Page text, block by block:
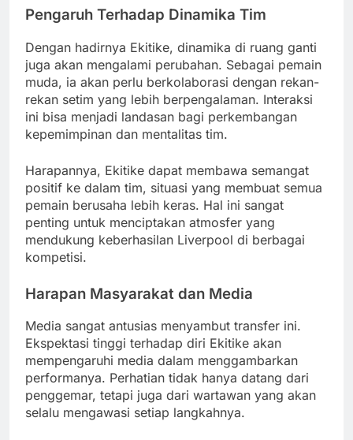
Pengaruh Terhadap Dinamika Tim
Dengan hadirnya Ekitike, dinamika di ruang ganti
juga akan mengalami perubahan. Sebagai pemain
muda, ia akan perlu berkolaborasi dengan rekan-
rekan setim yang lebih berpengalaman. Interaksi
ini bisa menjadi landasan bagi perkembangan
kepemimpinan dan mentalitas tim.
Harapannya, Ekitike dapat membawa semangat
positif ke dalam tim, situasi yang membuat semua
pemain berusaha lebih keras. Hal ini sangat
penting untuk menciptakan atmosfer yang
mendukung keberhasilan Liverpool di berbagai
kompetisi.
Harapan Masyarakat dan Media
Media sangat antusias menyambut transfer ini.
Ekspektasi tinggi terhadap diri Ekitike akan
mempengaruhi media dalam menggambarkan
performanya. Perhatian tidak hanya datang dari
penggemar, tetapi juga dari wartawan yang akan
selalu mengawasi setiap langkahnya.